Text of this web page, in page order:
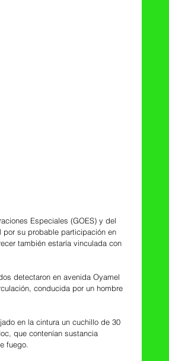
Especiales (GOES) y del
por su probable participación en
también estaría vinculada con
detectaron en avenida Oyamel
conducida por un hombre
en la cintura un cuchillo de 30
que contenían sustancia
fuego.